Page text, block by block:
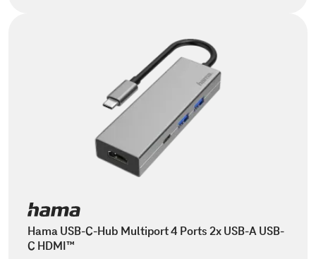
Hama USB-C-Hub Multiport 4 Ports 2x USB-A USB-
C HDMI™